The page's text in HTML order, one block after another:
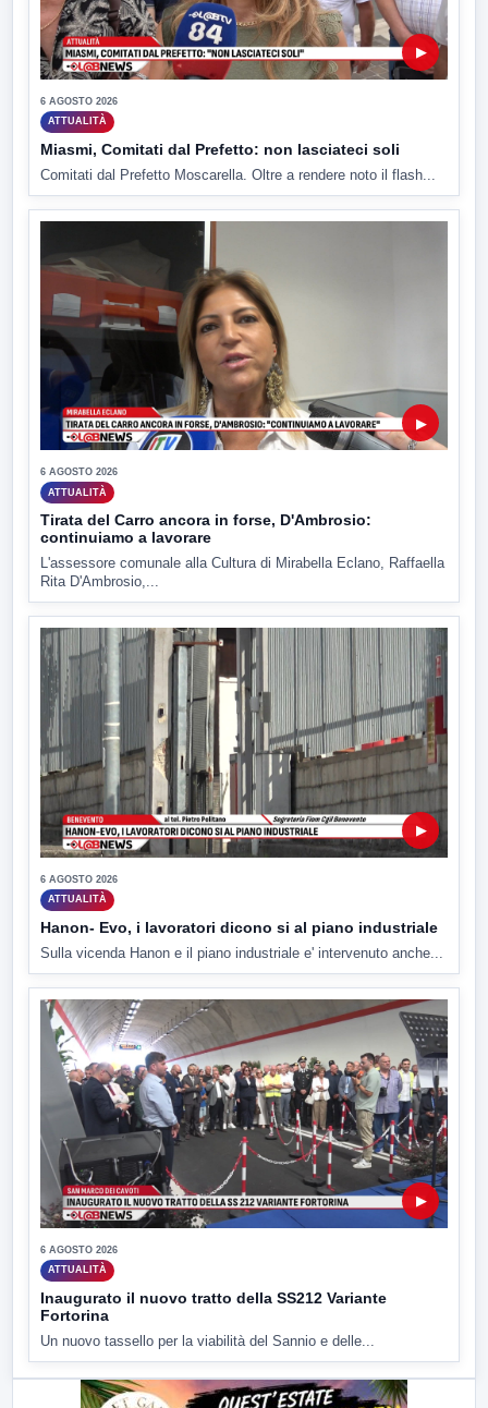
▶
6 AGOSTO 2026
ATTUALITÀ
Miasmi, Comitati dal Prefetto: non lasciateci soli
Comitati dal Prefetto Moscarella. Oltre a rendere noto il flash...
▶
6 AGOSTO 2026
ATTUALITÀ
Tirata del Carro ancora in forse, D'Ambrosio:
continuiamo a lavorare
L'assessore comunale alla Cultura di Mirabella Eclano, Raffaella
Rita D'Ambrosio,...
▶
6 AGOSTO 2026
ATTUALITÀ
Hanon- Evo, i lavoratori dicono si al piano industriale
Sulla vicenda Hanon e il piano industriale e' intervenuto anche...
▶
6 AGOSTO 2026
ATTUALITÀ
Inaugurato il nuovo tratto della SS212 Variante
Fortorina
Un nuovo tassello per la viabilità del Sannio e delle...